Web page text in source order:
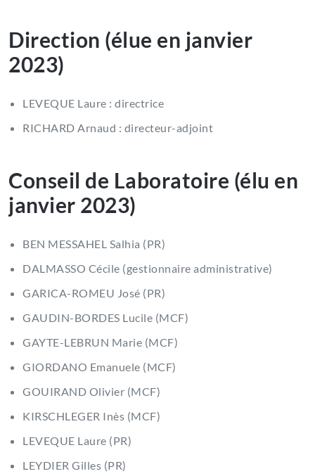
Direction (élue en janvier
2023)
LEVEQUE Laure : directrice
RICHARD Arnaud : directeur-adjoint
Conseil de Laboratoire (élu en
janvier 2023)
BEN MESSAHEL Salhia (PR)
DALMASSO Cécile (gestionnaire administrative)
GARICA-ROMEU José (PR)
GAUDIN-BORDES Lucile (MCF)
GAYTE-LEBRUN Marie (MCF)
GIORDANO Emanuele (MCF)
GOUIRAND Olivier (MCF)
KIRSCHLEGER Inès (MCF)
LEVEQUE Laure (PR)
LEYDIER Gilles (PR)